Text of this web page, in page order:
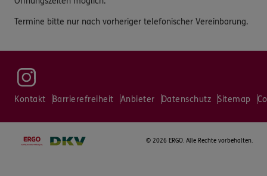
Termine bitte nur nach vorheriger telefonischer Vereinbarung.
Kontakt Barrierefreiheit Anbieter Datenschutz Sitemap
© 2026 ERGO. Alle Rechte vorbehalten.